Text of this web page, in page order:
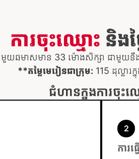
ការចុះឈ្មោះ និង
មួយឆមាសមាន 33 ម៉ោងសិក្សា ជាមួយនឹ
**តម្លៃមេរៀនជាក្រុម: 115 ដុល្លា
ជំហានក្នុងការចុះឈ្
ការ